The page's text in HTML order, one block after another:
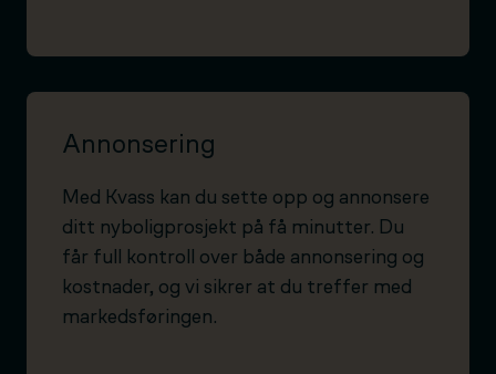
Annonsering
Med Kvass kan du sette opp og annonsere
ditt nyboligprosjekt på få minutter. Du
får full kontroll over både annonsering og
kostnader, og vi sikrer at du treffer med
markedsføringen.